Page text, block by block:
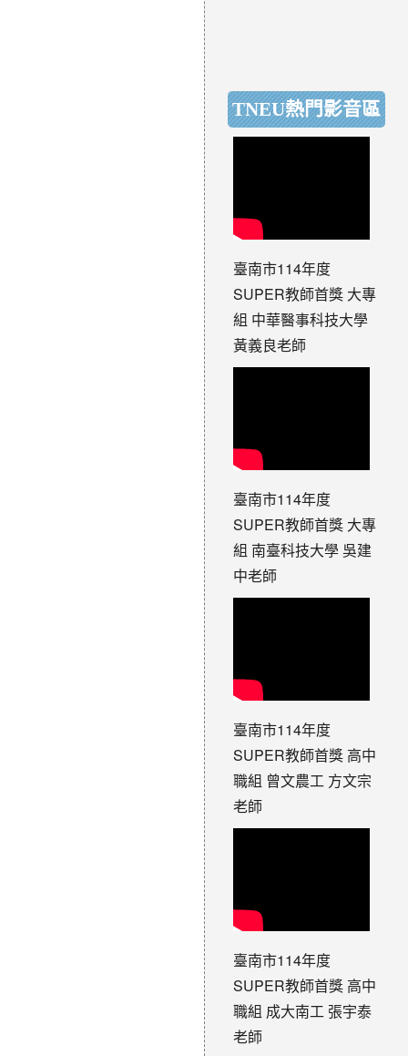
TNEU熱門影音區
臺南市114年度
SUPER教師首獎 大專
組 中華醫事科技大學
黃義良老師
臺南市114年度
SUPER教師首獎 大專
組 南臺科技大學 吳建
中老師
臺南市114年度
SUPER教師首獎 高中
職組 曾文農工 方文宗
老師
臺南市114年度
SUPER教師首獎 高中
職組 成大南工 張宇泰
老師